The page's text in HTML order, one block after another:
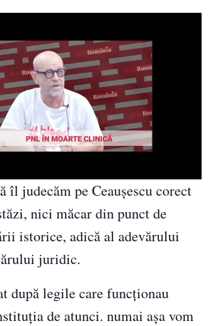
îl judecăm pe Ceaușescu corect
nici măcar din punct de
istorice, adică al adevărului
juridic.
după legile care funcționau
de atunci. numai așa vom